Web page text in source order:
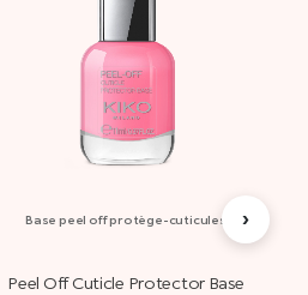
Base peel off protège-cuticules
Peel Off Cuticle Protector Base
›